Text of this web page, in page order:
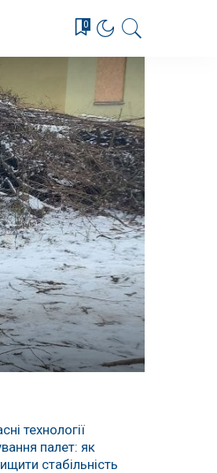
0
технології
палет: як
стабільність